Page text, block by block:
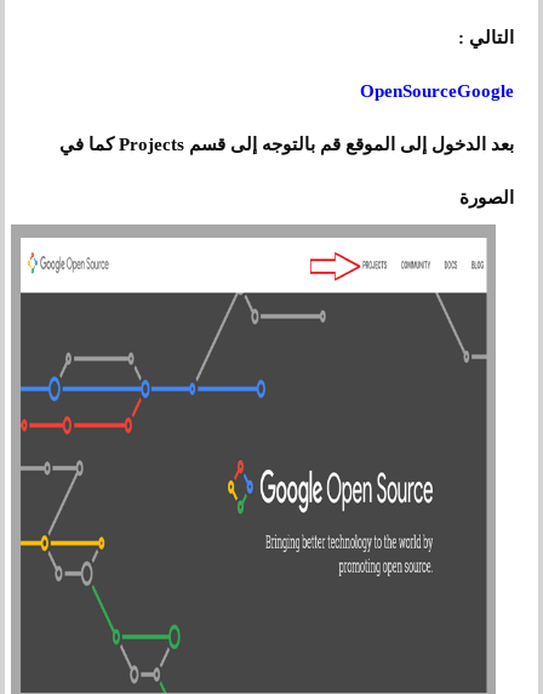
التالي :
OpenSourceGoogle
بعد الدخول إلى الموقع قم بالتوجه إلى قسم Projects كما في
الصورة